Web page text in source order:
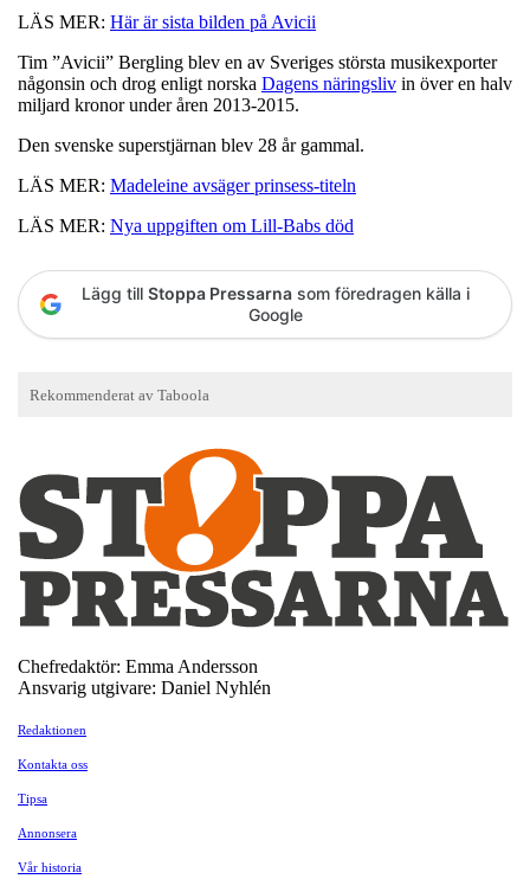
LÄS MER: Här är sista bilden på Avicii
Tim ”Avicii” Bergling blev en av Sveriges största musikexporter
någonsin och drog enligt norska Dagens näringsliv in över en halv
miljard kronor under åren 2013-2015.
Den svenske superstjärnan blev 28 år gammal.
LÄS MER: Madeleine avsäger prinsess-titeln
LÄS MER: Nya uppgiften om Lill-Babs död
Lägg till Stoppa Pressarna som föredragen källa i
Google
Chefredaktör: Emma Andersson
Ansvarig utgivare: Daniel Nyhlén
Redaktionen
Kontakta oss
Tipsa
Annonsera
Vår historia